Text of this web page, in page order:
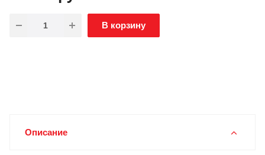
В корзину
Описание